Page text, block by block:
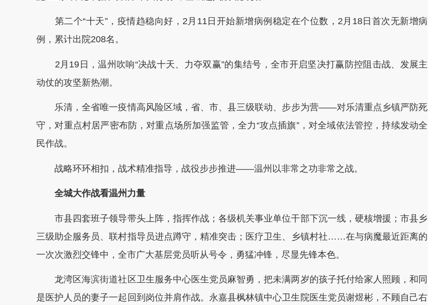
第二个“十天”，疫情趋稳向好，2月11日开始新增病例稳定在个位数，2月18日首次无新增病
例，累计出院208名。
2月19日，温州吹响“决战十天、力夺双赢”的集结号，全市开启坚决打赢防控阻击战、发展主
动仗的攻坚新热潮。
乐清，全省唯一疫情高风险区域，省、市、县三级联动、步步为营——对乐清重点乡镇严防死
守，对重点村居严密布防，对重点场所加强监管，全力“攻点插旗”，对全域依法管控，持续发动全
民作战。
战略环环相扣，战术精准指导，战役步步推进——温州以非常之功非常之战。
全城大作战看温州力量
市县四套班子领导带头上阵，指挥作战；各级机关事业单位干部下沉一线，硬核增援；市县乡
三级助企服务员、联村指导员进点蹲守，精准突击；医疗卫生、乡镇村社……在与病魔最近距离的
一次次激烈交锋中，全市广大基层党员听从号令，勇猛冲锋，尽显先锋本色。
龙湾区海滨街道社区卫生服务中心医生党员麻智勇，把未满两岁的孩子托付给家人照顾，和同
是医护人员的妻子一起回到岗位并肩作战。永嘉县枫林镇中心卫生院医生党员谢煜彬，不顾自己右